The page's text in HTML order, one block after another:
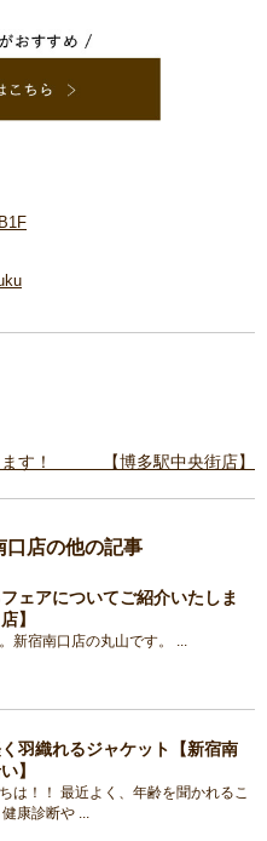
ます！ 【博多駅中央街店】
口店の他の記事
ェアについてご紹介いたしま
】
新宿南口店の丸山です。 ...
羽織れるジャケット【新宿南
】
は！！ 最近よく、年齢を聞かれるこ
康診断や ...